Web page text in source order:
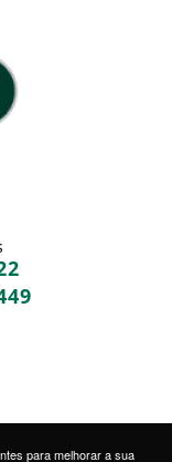
para melhorar a sua